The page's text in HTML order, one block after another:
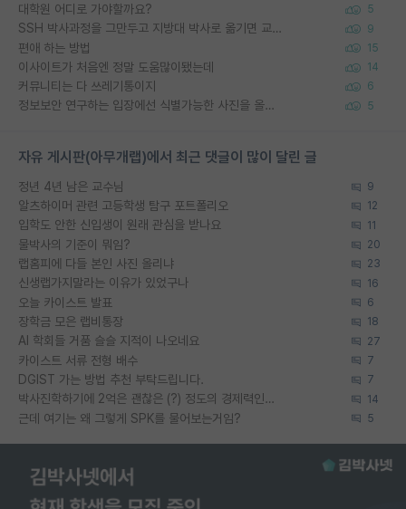
대학원 어디로 가야할까요? 5
SSH 박사과정을 그만두고 지방대 박사로 옮기면 교수의 꿈은 끝일까요? 9
편애 하는 방법 15
이사이트가 처음엔 정말 도움많이됐는데 14
커뮤니티는 다 쓰레기통이지 6
정보보안 연구하는 입장에선 식별가능한 사진을 올리는건 비추이긴함 5
자유 게시판(아무개랩)에서 최근 댓글이 많이 달린 글
정년 4년 남은 교수님 9
알츠하이머 관련 고등학생 탐구 포트폴리오 12
입학도 안한 신입생이 원래 관심을 받나요 11
물박사의 기준이 뭐임? 20
랩홈피에 다들 본인 사진 올리냐 23
신생랩가지말라는 이유가 있었구나 16
오늘 카이스트 발표 6
장학금 모은 랩비통장 18
AI 학회들 거품 슬슬 지적이 나오네요 27
카이스트 서류 전형 배수 7
DGIST 가는 방법 추천 부탁드립니다. 7
박사진학하기에 2억은 괜찮은 (?) 정도의 경제력인가요 14
근데 여기는 왜 그렇게 SPK를 물어보는거임? 5